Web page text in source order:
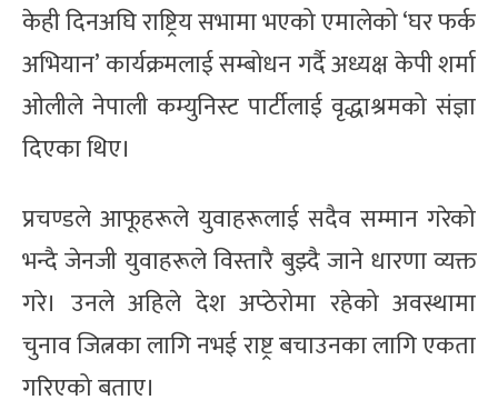
केही दिनअघि राष्ट्रिय सभामा भएको एमालेको ‘घर फर्क
अभियान’ कार्यक्रमलाई सम्बोधन गर्दै अध्यक्ष केपी शर्मा
ओलीले नेपाली कम्युनिस्ट पार्टीलाई वृद्धाश्रमको संज्ञा
दिएका थिए।
प्रचण्डले आफूहरूले युवाहरूलाई सदैव सम्मान गरेको
भन्दै जेनजी युवाहरूले विस्तारै बुझ्दै जाने धारणा व्यक्त
गरे। उनले अहिले देश अप्ठेरोमा रहेको अवस्थामा
चुनाव जित्नका लागि नभई राष्ट्र बचाउनका लागि एकता
गरिएको बताए।